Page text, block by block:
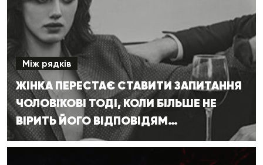
Між рядків
ЖІНКА ПЕРЕСТАЄ СТАВИТИ ЗАПИТАННЯ
ЧОЛОВІКОВІ ТОДІ, КОЛИ БІЛЬШЕ НЕ
ВІРИТЬ ЙОГО ВІДПОВІДЯМ…